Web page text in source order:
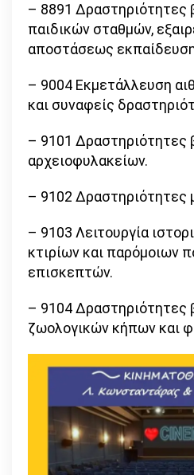
– 8891 Δραστηριότητες
παιδικών σταθμών,
αποστάσεως
– 9004 Εκμετάλλευση
και συναφείς
– 9101 Δραστηριότητες
αρχειοφυλακείων.
– 9102 Δραστηριότητες
– 9103 Λειτουργία
κτιρίων και παρόμοιων
επισκεπτών.
– 9104 Δραστηριότητες
ζωολογικών κήπων και